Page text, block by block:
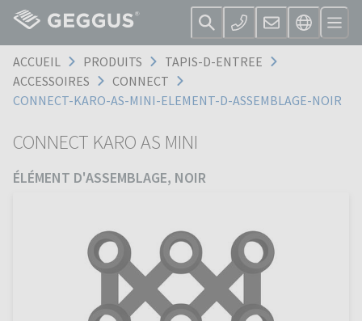
ACCUEIL PRODUITS
TAPIS-D-ENTREE
ACCESSOIRES
CONNECT
CONNECT-KARO-AS-MINI-ELEMENT-D-ASSEMBLAGE-NOIR
CONNECT KARO AS MINI
ÉLÉMENT D'ASSEMBLAGE, NOIR